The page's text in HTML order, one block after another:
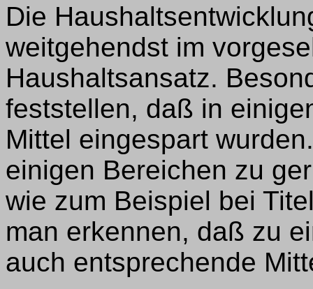
Die
weitgehendst im
Haushaltsansatz.
feststellen, daß in
Mittel eingespart
einigen Bereichen zu
wie zum Beispiel bei
man erkennen, daß zu
auch entsprechende